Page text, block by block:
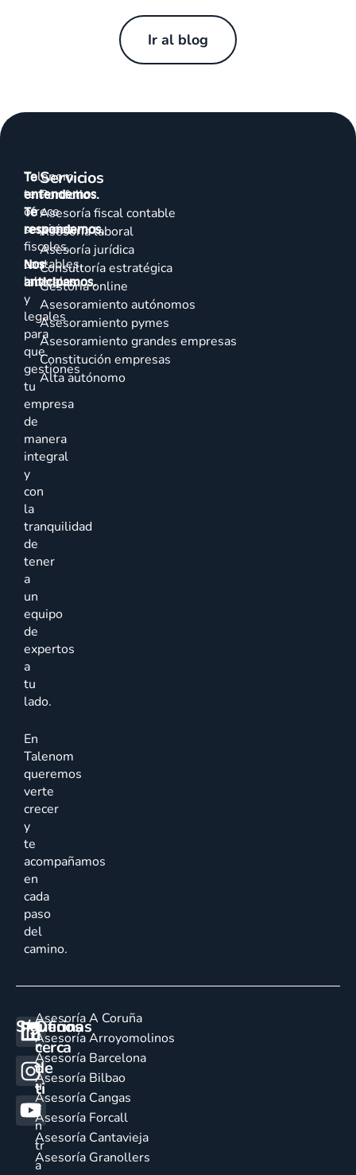
Ir al blog
Talenom
te
ofrece
servicios
fiscales,
contables,
laborales
y
legales
para
que
gestiones
tu
empresa
de
manera
integral
y
con
la
tranquilidad
de
tener
a
un
equipo
de
expertos
a
tu
lado.
En
Talenom
queremos
verte
crecer
y
te
acompañamos
en
cada
paso
del
camino.
Te
entendemos.
Te
respondemos.
Nos
anticipamos.
Servicios
Portfolio
Asesoría fiscal contable
Asesoría laboral
Asesoría jurídica
Consultoría estratégica
Gestoría online
Asesoramiento autónomos
Asesoramiento pymes
Asesoramiento grandes empresas
Constitución empresas
Alta autónomo
Síguenos
Oficinas
cerca
de
ti
E
n
c
u
e
n
tr
a
Asesoría A Coruña
Asesoría Arroyomolinos
Asesoría Barcelona
Asesoría Bilbao
Asesoría Cangas
Asesoría Forcall
Asesoría Cantavieja
Asesoría Granollers